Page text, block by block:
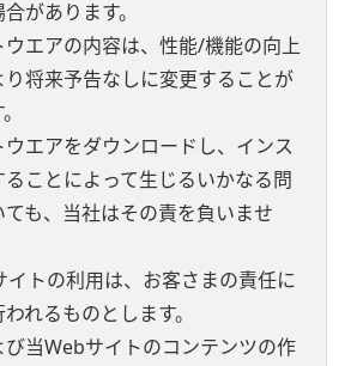
があります。
ウエアの内容は、性能/機能の向上
り将来予告なしに変更することが
エアをダウンロードし、インス
ることによって生じるいかなる問
も、当社はその責を負いませ
イトの利用は、お客さまの責任に
れるものとします。
び当Webサイトのコンテンツの作